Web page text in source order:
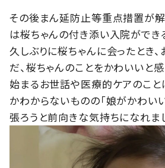
その後まん延防止等重点措置が解
は桜ちゃんの付き添い入院ができ
久しぶりに桜ちゃんに会ったとき
だ、桜ちゃんのことをかわいいと
始まるお世話や医療的ケアのこと
かわからないものの「娘がかわい
張ろうと前向きな気持ちになれま